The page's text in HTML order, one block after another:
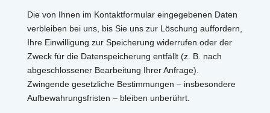
Die von Ihnen im Kontaktformular eingegebenen Daten
verbleiben bei uns, bis Sie uns zur Löschung auffordern,
Ihre Einwilligung zur Speicherung widerrufen oder der
Zweck für die Datenspeicherung entfällt (z. B. nach
abgeschlossener Bearbeitung Ihrer Anfrage).
Zwingende gesetzliche Bestimmungen – insbesondere
Aufbewahrungsfristen – bleiben unberührt.